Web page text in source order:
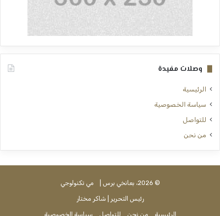
وصلات مفيدة
الرئيسية
سياسة الخصوصية
للتواصل
من نحن
© 2026، بعانخي برس | مي تكنولوجي
رئيس التحرير | شاكر مختار
الرئيسية من نحن للتواصل سياسة الخصوصية